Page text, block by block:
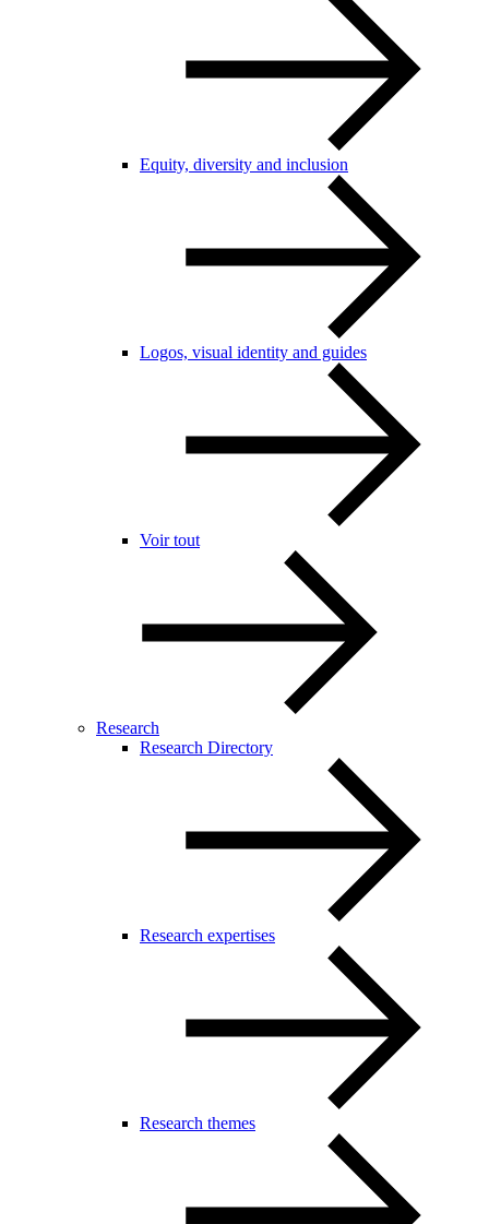
Equity, diversity and inclusion
Logos, visual identity and guides
Voir tout
Research
Research Directory
Research expertises
Research themes